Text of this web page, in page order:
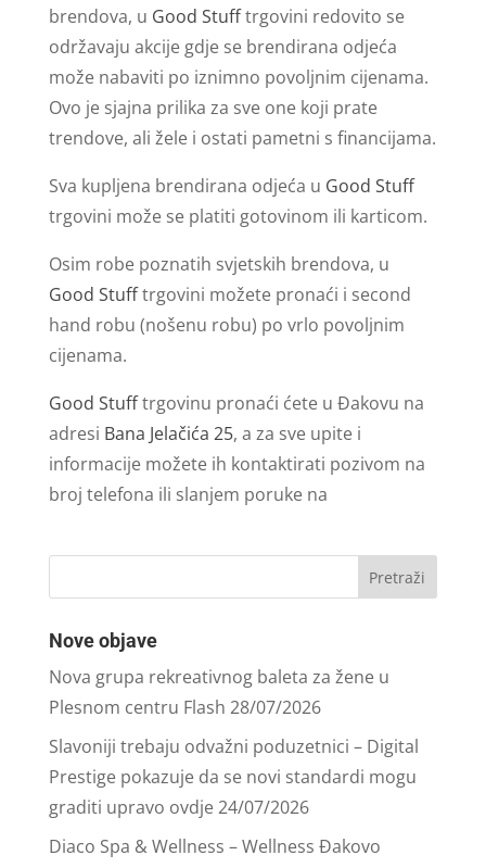
brendova, u Good Stufftrgovini redovito se
održavaju akcije gdje se brendirana odjeća
može nabaviti po iznimno povoljnim cijenama.
Ovo je sjajna prilika za sve one koji prate
trendove, ali žele i ostati pametni s financijama.
Sva kupljena brendirana odjeća u Good Stuff
trgovini može se platiti gotovinom ili karticom.
Osim robe poznatih svjetskih brendova, u
Good Stufftrgovini možete pronaći i second
hand robu (nošenu robu) po vrlo povoljnim
cijenama.
Good Stufftrgovinu pronaći ćete u Đakovu na
adresi Bana Jelačića 25, a za sve upite i
informacije možete ih kontaktirati pozivom na
broj telefona ili slanjem poruke na
Nove objave
Nova grupa rekreativnog baleta za žene u
Plesnom centru Flash 28/07/2026
Slavoniji trebaju odvažni poduzetnici – Digital
Prestige pokazuje da se novi standardi mogu
graditi upravo ovdje24/07/2026
Diaco Spa & Wellness – Wellness Đakovo